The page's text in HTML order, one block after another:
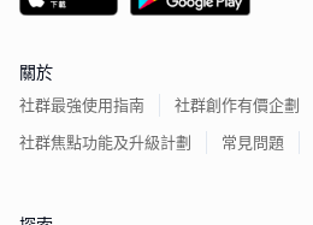
關於
社群最強使用指南
社群創作有價企劃
社群焦點功能及升級計劃
常見問題